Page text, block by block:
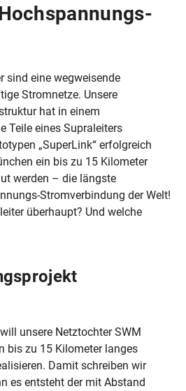
sind eine wegweisende
Stromnetze. Unsere
hat in einem
Teile eines Supraleiters
„SuperLink“ erfolgreich
ein bis zu 15 Kilometer
werden – die längste
Stromverbindung der Welt!
überhaupt? Und welche
unsere Netztochter SWM
bis zu 15 Kilometer langes
Damit schreiben wir
es entsteht der mit Abstand